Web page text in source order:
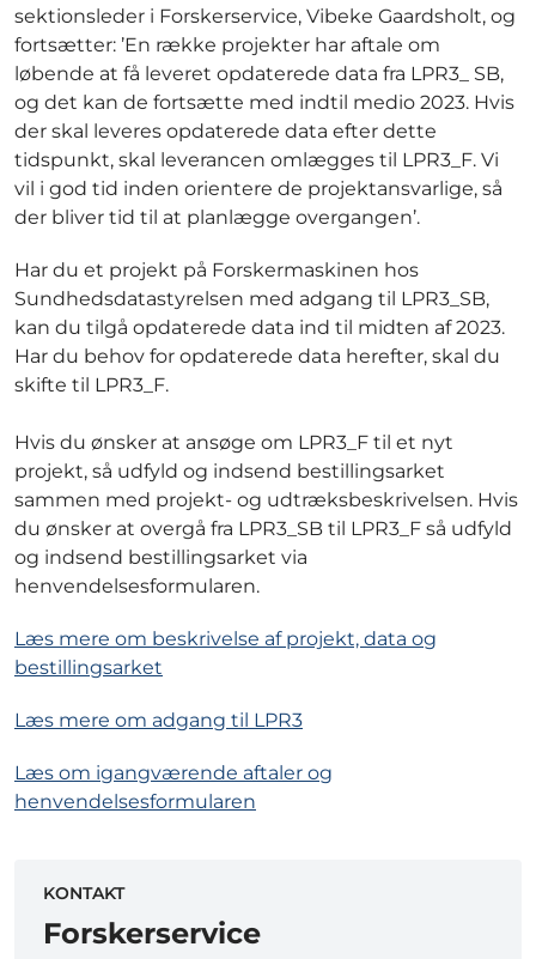
sektionsleder i Forskerservice, Vibeke Gaardsholt, og
fortsætter: ’En række projekter har aftale om
løbende at få leveret opdaterede data fra LPR3_ SB,
og det kan de fortsætte med indtil medio 2023. Hvis
der skal leveres opdaterede data efter dette
tidspunkt, skal leverancen omlægges til LPR3_F. Vi
vil i god tid inden orientere de projektansvarlige, så
der bliver tid til at planlægge overgangen’.
Har du et projekt på Forskermaskinen hos
Sundhedsdatastyrelsen med adgang til LPR3_SB,
kan du tilgå opdaterede data ind til midten af 2023.
Har du behov for opdaterede data herefter, skal du
skifte til LPR3_F.
Hvis du ønsker at ansøge om LPR3_F til et nyt
projekt, så udfyld og indsend bestillingsarket
sammen med projekt- og udtræksbeskrivelsen. Hvis
du ønsker at overgå fra LPR3_SB til LPR3_F så udfyld
og indsend bestillingsarket via
henvendelsesformularen.
Læs mere om beskrivelse af projekt, data og
bestillingsarket
Læs mere om adgang til LPR3
Læs om igangværende aftaler og
henvendelsesformularen
KONTAKT
Forskerservice